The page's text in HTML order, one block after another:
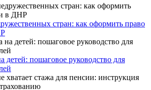
стран: как оформить право
детей: пошаговое руководство для